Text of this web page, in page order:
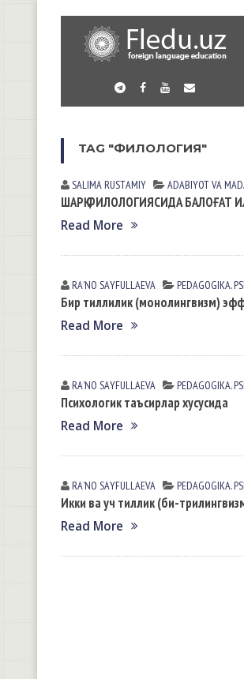
TAG "ФИЛОЛОГИЯ"
SALIMA RUSTАMIY АDАBIYOT VА
ШАРҚ ФИЛОЛОГИЯСИДА БАЛОҒАТ
Read More
RAʼNO SАYFULLАEVА PEDАGOGIKА.
Бир тиллилик (монолингвизм)
Read More
RAʼNO SАYFULLАEVА PEDАGOGIKА.
Психологик таъсирлар хусусида
Read More
RAʼNO SАYFULLАEVА PEDАGOGIKА.
Икки ва уч тиллик (би-
Read More